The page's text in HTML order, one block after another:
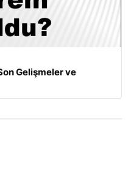
Gelişmeler ve